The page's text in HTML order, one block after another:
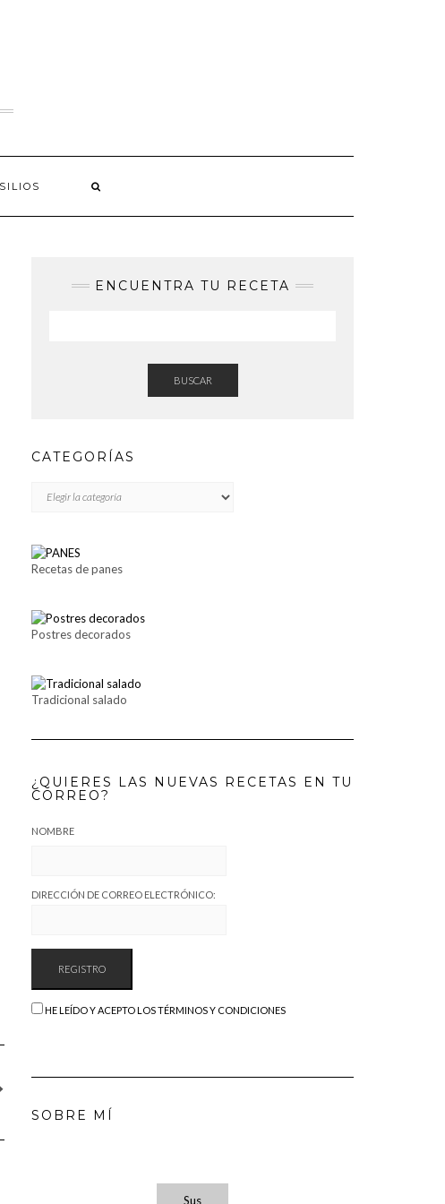
ENCUENTRA TU RECETA
BUSCAR
CATEGORÍAS
Recetas de panes
Postres decorados
Tradicional salado
¿QUIERES LAS NUEVAS RECETAS EN TU
CORREO?
NOMBRE
DIRECCIÓN DE CORREO ELECTRÓNICO:
HE LEÍDO Y ACEPTO LOS TÉRMINOS Y CONDICIONES
SOBRE MÍ
Sus